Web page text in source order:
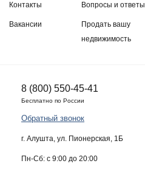
Контакты
Вакансии
Вопросы и ответы
Продать вашу
недвижимость
8 (800) 550-45-41
Бесплатно по России
Обратный звонок
г. Алушта, ул. Пионерская, 1Б
Пн-Сб: с 9:00 до 20:00